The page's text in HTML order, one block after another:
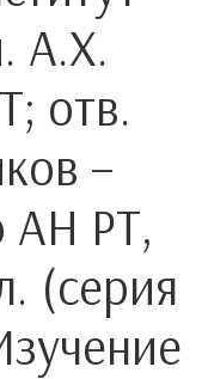
А.Х.
отв.
–
АН РТ,
(серия